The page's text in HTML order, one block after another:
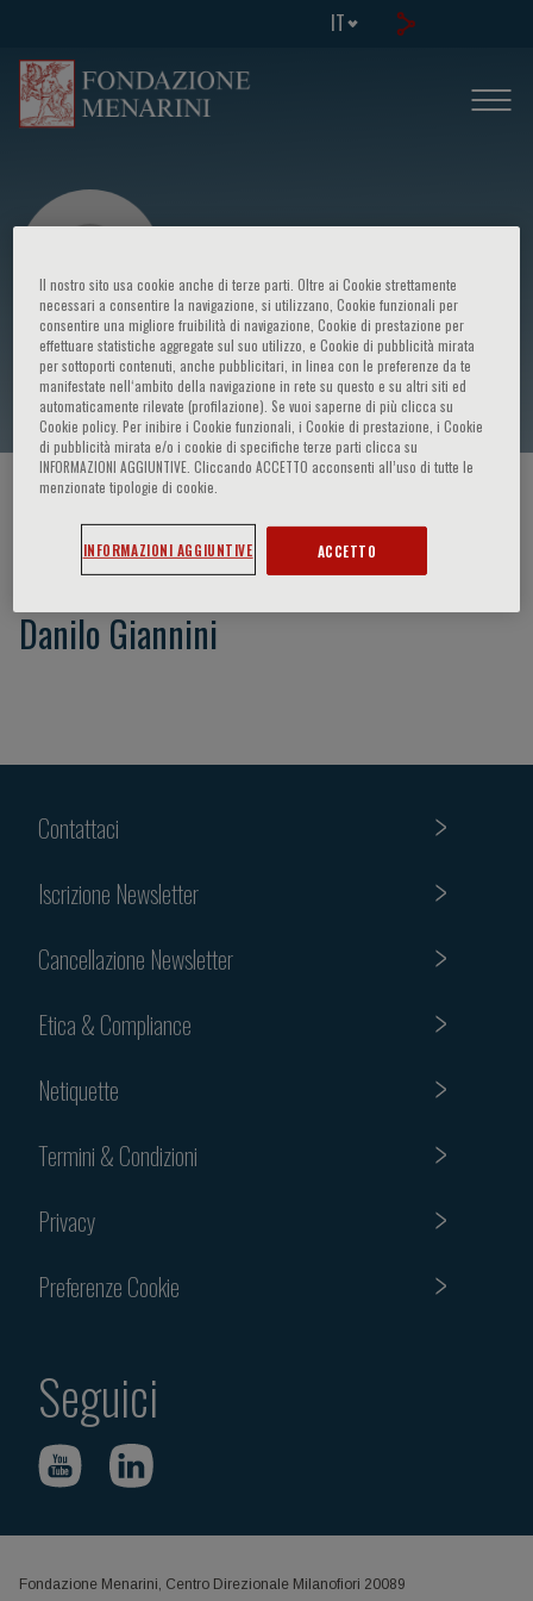
IT
Danilo Giannini
HOME PAGE / CORSI ED EVENTI
Danilo Giannini
Contattaci
Iscrizione Newsletter
Cancellazione Newsletter
Etica & Compliance
Netiquette
Termini & Condizioni
Privacy
Preferenze Cookie
Seguici
Fondazione Menarini, Centro Direzionale Milanofiori 20089
Il nostro sito usa cookie anche di terze parti. Oltre ai Cookie strettamente
necessari a consentire la navigazione, si utilizzano, Cookie funzionali per
consentire una migliore fruibilità di navigazione, Cookie di prestazione per
effettuare statistiche aggregate sul suo utilizzo, e Cookie di pubblicità mirata
per sottoporti contenuti, anche pubblicitari, in linea con le preferenze da te
manifestate nell‘ambito della navigazione in rete su questo e su altri siti ed
automaticamente rilevate (profilazione). Se vuoi saperne di più clicca su
Cookie policy. Per inibire i Cookie funzionali, i Cookie di prestazione, i Cookie
di pubblicità mirata e/o i cookie di specifiche terze parti clicca su
INFORMAZIONI AGGIUNTIVE. Cliccando ACCETTO acconsenti all’uso di tutte le
menzionate tipologie di cookie.
INFORMAZIONI AGGIUNTIVE ACCETTO